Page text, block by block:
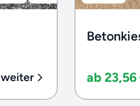
weiter ab 23,56